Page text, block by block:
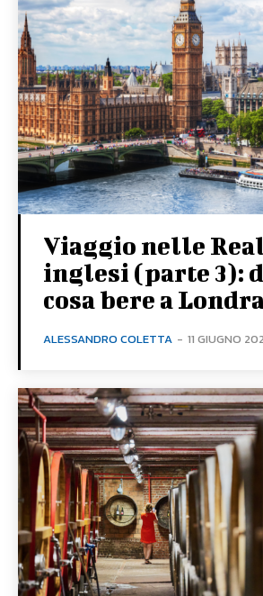
Viaggio nelle
inglesi (parte 3):
cosa bere a Londra
ALESSANDRO COLETTA - 11 GIUGNO